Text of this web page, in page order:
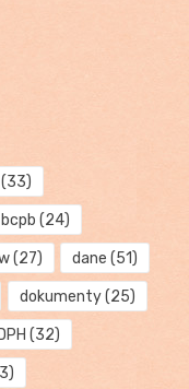
(33)
bcpb (24)
(27) dane (51)
dokumenty(25)
DPH (32)